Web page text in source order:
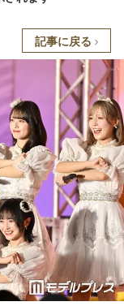
記事に戻る